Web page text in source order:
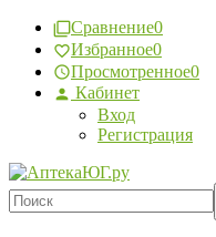
Сравнение0
Избранное0
Просмотренное0
Кабинет
Вход
Регистрация